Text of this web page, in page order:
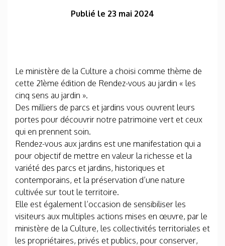
Publié le 23 mai 2024
Le ministère de la Culture a choisi comme thème de
cette 21ème édition de Rendez-vous au jardin « les
cinq sens au jardin ».
Des milliers de parcs et jardins vous ouvrent leurs
portes pour découvrir notre patrimoine vert et ceux
qui en prennent soin.
Rendez-vous aux jardins est une manifestation qui a
pour objectif de mettre en valeur la richesse et la
variété des parcs et jardins, historiques et
contemporains, et la préservation d’une nature
cultivée sur tout le territoire.
Elle est également l’occasion de sensibiliser les
visiteurs aux multiples actions mises en œuvre, par le
ministère de la Culture, les collectivités territoriales et
les propriétaires, privés et publics, pour conserver,